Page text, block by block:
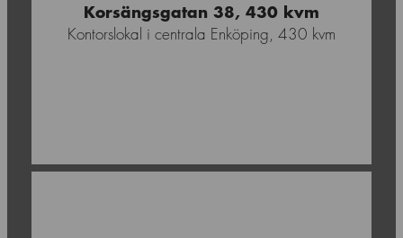
Korsängsgatan 38, 430 kvm
Kontorslokal i centrala Enköping, 430 kvm